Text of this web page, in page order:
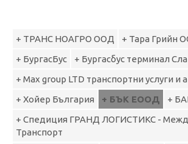
+ ТРАНС НОАГРО ООД
+ Тара Грийн
+ БургасБус
+ Бургасбус терминал
+ Max group LTD транспортни услуги и
+ Хойер България
+ БЪК ЕООД
+
+ Спедиция ГРАНД ЛОГИСТИКС -
Транспорт